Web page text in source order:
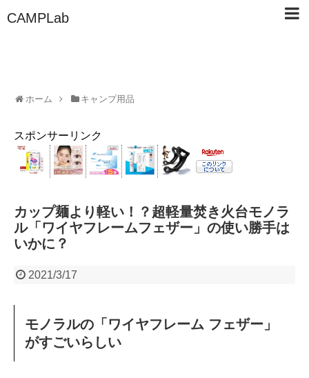
CAMPLab
ホーム キャンプ用品
スポンサーリンク
カップ麺より軽い！？超軽量焚き火台モノラ
ル「ワイヤフレームフェザー」の使い勝手は
いかに？
2021/3/17
モノラルの「ワイヤフレーム フェザー」
がすごいらしい